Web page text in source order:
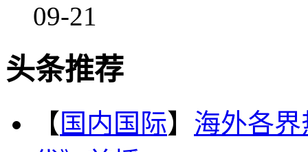
09-21
头条推荐
【 国内国际】 海外各